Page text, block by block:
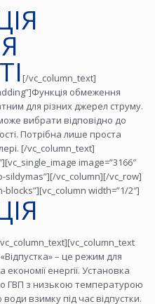
[/vc_column_text]
обмеження
для різних джерел струму.
вибрати відповідно до
Потрібна лише проста
[/vc_column_text]
image=”3166″
sildymas”][/vc_column][/vc_row]
width=”1/2″]
– це режим для
енергії. Установка
ГВП з низькою температурою
взимку під час відпустки.